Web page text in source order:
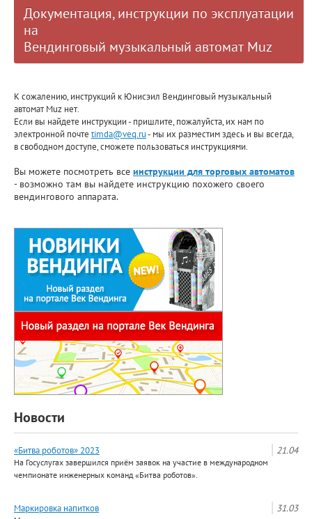
Документация, инструкции по эксплуатации
на
Вендинговый музыкальный автомат Muz
К сожалению, инструкций к Юнисэил Вендинговый музыкальный
автомат Muz нет.
Если вы найдете инструкции - пришлите, пожалуйста, их нам по
электронной почте timda@veq.ru- мы их разместим здесь и вы всегда,
в свободном доступе, сможете пользоваться инструкциями.
Вы можете посмотреть все инструкции для торговых автоматов
- возможно там вы найдете инструкцию похожего своего
вендингового аппарата.
Новости
21.04
«Битва роботов» 2023
На Госуслугах завершился приём заявок на участие в международном
чемпионате инженерных команд «Битва роботов».
31.03
Маркировка напитков